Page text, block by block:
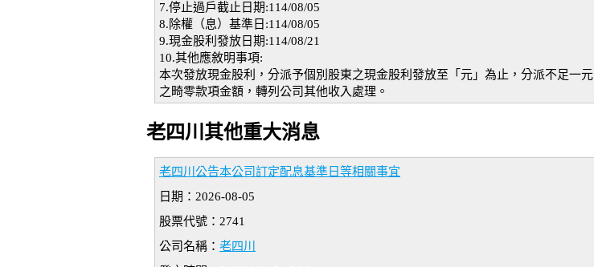
7.停止過戶截止日期:114/08/05
8.除權（息）基準日:114/08/05
9.現金股利發放日期:114/08/21
10.其他應敘明事項:
本次發放現金股利，分派予個別股東之現金股利發放至「元」為止，分派不足一元
之畸零款項金額，轉列公司其他收入處理。
老四川其他重大消息
老四川公告本公司訂定配息基準日等相關事宜
日期：2026-08-05
股票代號：2741
公司名稱： 老四川